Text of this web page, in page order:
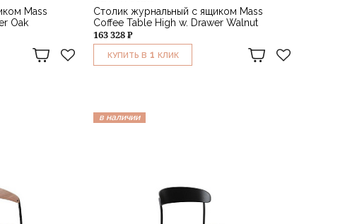
Mass
Oak
Столик журнальный с ящиком Mass
Coffee Table High w. Drawer Walnut
163 328 ₽
КУПИТЬ В 1 КЛИК
в наличии